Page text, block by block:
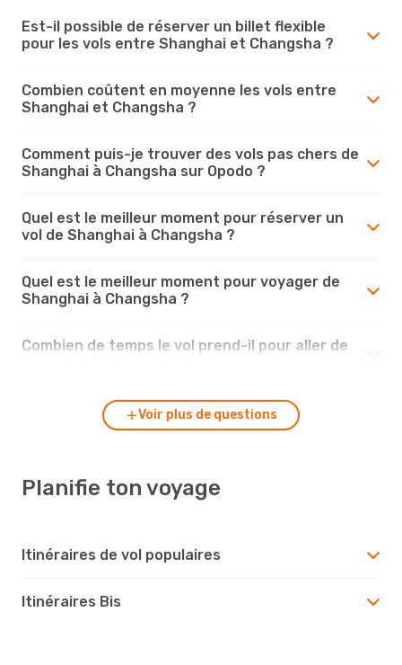
Est-il possible de réserver un billet flexible
pour les vols entre Shanghai et Changsha ?
Combien coûtent en moyenne les vols entre
Shanghai et Changsha ?
Comment puis-je trouver des vols pas chers de
Shanghai à Changsha sur Opodo ?
Quel est le meilleur moment pour réserver un
vol de Shanghai à Changsha ?
Quel est le meilleur moment pour voyager de
Shanghai à Changsha ?
Combien de temps le vol prend-il pour aller de
Voir plus de questions
Planifie ton voyage
Itinéraires de vol populaires
Itinéraires Bis